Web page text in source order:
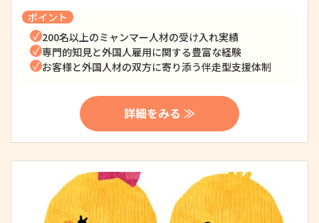
ポイント
200名以上のミャンマー人材の受け入れ実績
専門的知見と外国人雇用に関する豊富な経験
お客様と外国人材の双方に寄り添う伴走型支援体制
詳細をみる ≫